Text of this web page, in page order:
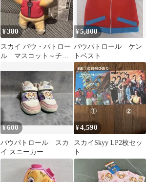
¥380
スカイ パウ・パトロー
ル マスコット～チェ
¥5,800
パウパトロール ケン
トベスト
¥600
パウパトロール スカ
イ スニーカー
¥4,590
スカイSkyy LP2枚セッ
ト